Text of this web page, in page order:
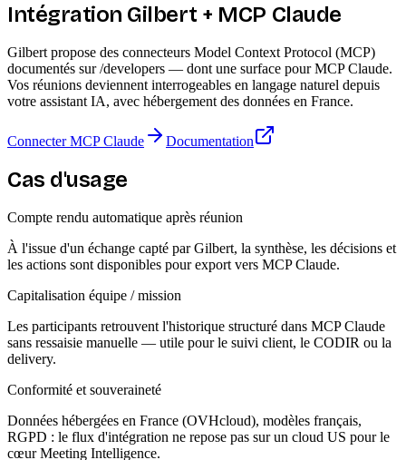
Intégration Gilbert + MCP Claude
Gilbert propose des connecteurs Model Context Protocol (MCP)
documentés sur /developers — dont une surface pour MCP Claude.
Vos réunions deviennent interrogeables en langage naturel depuis
votre assistant IA, avec hébergement des données en France.
Connecter MCP Claude Documentation
Cas d'usage
Compte rendu automatique après réunion
À l'issue d'un échange capté par Gilbert, la synthèse, les décisions et
les actions sont disponibles pour export vers MCP Claude.
Capitalisation équipe / mission
Les participants retrouvent l'historique structuré dans MCP Claude
sans ressaisie manuelle — utile pour le suivi client, le CODIR ou la
delivery.
Conformité et souveraineté
Données hébergées en France (OVHcloud), modèles français,
RGPD : le flux d'intégration ne repose pas sur un cloud US pour le
cœur Meeting Intelligence.